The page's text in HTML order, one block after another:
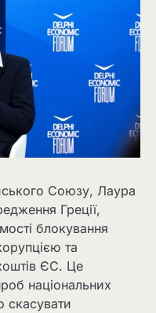
Союзу, Лаура
Греції,
блокування
та
ЄС. Це
національних
скасувати